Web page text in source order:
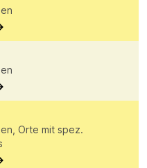
Orte mit spez.